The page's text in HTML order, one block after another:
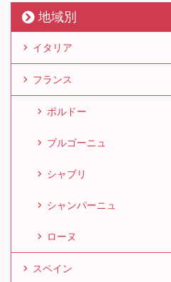
地域別
イタリア
フランス
ボルドー
ブルゴーニュ
シャブリ
シャンパーニュ
ローヌ
スペイン